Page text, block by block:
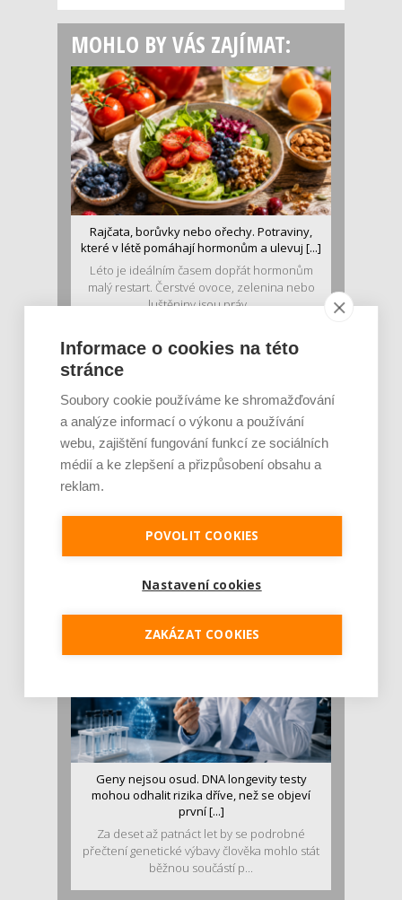
MOHLO BY VÁS ZAJÍMAT:
Rajčata, borůvky nebo ořechy. Potraviny,
které v létě pomáhají hormonům a ulevuj [...]
Léto je ideálním časem dopřát hormonům
malý restart. Čerstvé ovoce, zelenina nebo
luštěniny jsou práv...
stravě ho mám dostatek. Znáte nejčastějš [...]
Pojem protein již nějakou dobu rezonuje
v oblasti zdraví, výživy i dlouhověkosti. Přesto
se o ně...
Geny nejsou osud. DNA longevity testy
mohou odhalit rizika dříve, než se objeví
první [...]
Za deset až patnáct let by se podrobné
přečtení genetické výbavy člověka mohlo stát
běžnou součástí p...
Informace o cookies na této
stránce
Soubory cookie používáme ke shromažďování
a analýze informací o výkonu a používání
webu, zajištění fungování funkcí ze sociálních
médií a ke zlepšení a přizpůsobení obsahu a
reklam.
POVOLIT COOKIES
Nastavení cookies
ZAKÁZAT COOKIES